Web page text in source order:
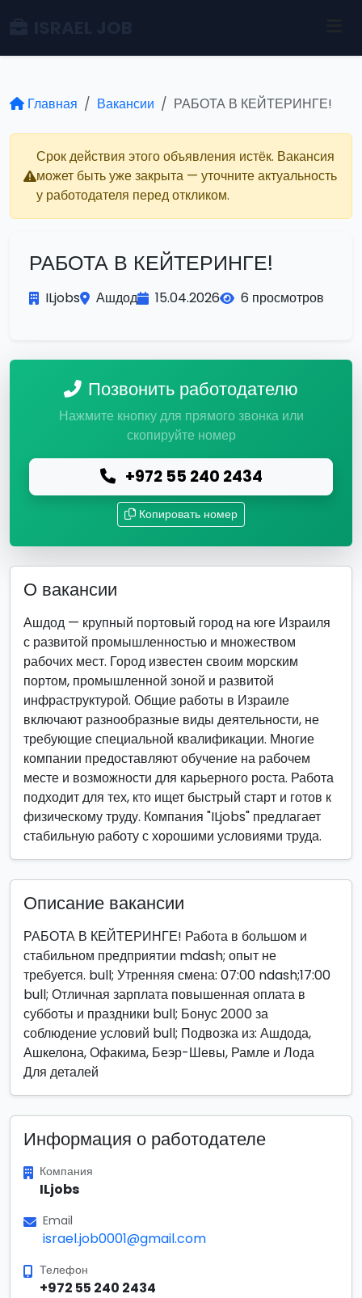
Главная Вакансии РАБОТА В КЕЙТЕРИНГЕ!
Срок действия этого объявления истёк. Вакансия
может быть уже закрыта — уточните актуальность
у работодателя перед откликом.
РАБОТА В КЕЙТЕРИНГЕ!
ILjobs Ашдод 15.04.2026 6 просмотров
Позвонить работодателю
Нажмите кнопку для прямого звонка или
скопируйте номер
+972 55 240 2434
Копировать номер
О вакансии
Ашдод — крупный портовый город на юге Израиля
с развитой промышленностью и множеством
рабочих мест. Город известен своим морским
портом, промышленной зоной и развитой
инфраструктурой. Общие работы в Израиле
включают разнообразные виды деятельности, не
требующие специальной квалификации. Многие
компании предоставляют обучение на рабочем
месте и возможности для карьерного роста. Работа
подходит для тех, кто ищет быстрый старт и готов к
физическому труду. Компания "ILjobs" предлагает
стабильную работу с хорошими условиями труда.
Описание вакансии
РАБОТА В КЕЙТЕРИНГЕ! Работа в большом и
стабильном предприятии mdash; опыт не
требуется. bull; Утренняя смена: 07:00 ndash;17:00
bull; Отличная зарплата повышенная оплата в
субботы и праздники bull; Бонус 2000 за
соблюдение условий bull; Подвозка из: Ашдода,
Ашкелона, Офакима, Беэр-Шевы, Рамле и Лода
Для деталей
Информация о работодателе
Компания
ILjobs
Email
israel.job0001@gmail.com
Телефон
+972 55 240 2434